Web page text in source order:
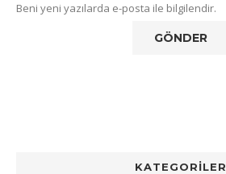
Beni yeni yazılarda e-posta ile bilgilendir.
KATEGORİLER